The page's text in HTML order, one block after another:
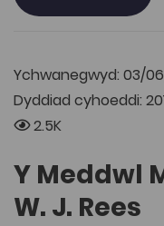
Ychwanegwyd: 03/
Dyddiad cyhoeddi:
2.5K
Y Meddwl
W. J. Rees